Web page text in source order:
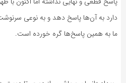
دارد به آن‌ها پاسخ دهد و به نوعی
ما به همین پاسخ‌ها گره خورده است.